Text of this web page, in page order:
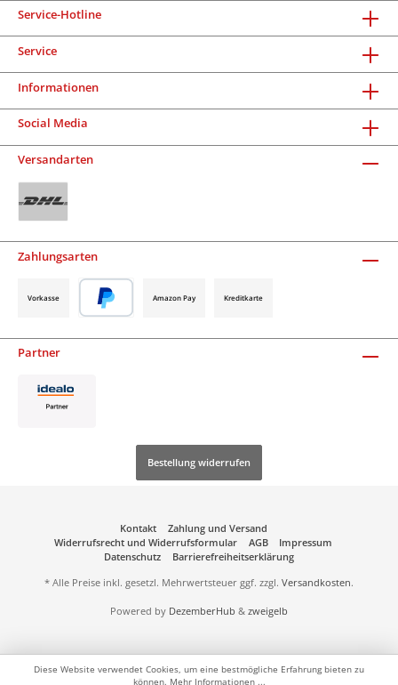
Service-Hotline
Service
Informationen
Social Media
Versandarten
Zahlungsarten
Vorkasse Amazon Pay Kreditkarte
Partner
Bestellung widerrufen
Kontakt
Zahlung und Versand
Widerrufsrecht und Widerrufsformular
AGB
Impressum
Datenschutz
Barrierefreiheitserklärung
* Alle Preise inkl. gesetzl. Mehrwertsteuer ggf. zzgl. Versandkosten.
Powered by DezemberHub & zweigelb
Diese Website verwendet Cookies, um eine bestmögliche Erfahrung bieten zu
können. Mehr Informationen ...